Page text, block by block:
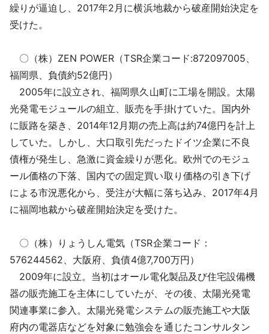
繰りが逼迫し、2017年2月に横浜地裁から破産開始決定を
受けた。
〇（株）ZEN POWER（TSR企業コード:872097005、
福岡県、負債約52億円）
2005年に設立され、福岡県久山町に工場を開設。太陽
光発電モジュールの組立、販売を手掛けていた。国内外
に販路を築き、2014年12月期の売上高は約74億円を計上
していた。しかし、大口取引先だったドイツ企業に不良
債権が発生し、急激に資金繰りが悪化。欧州でのモジュ
ール価格の下落、国内での固定買い取り価格の引き下げ
による市況悪化から、受注が大幅に落ち込み、2017年4月
に福岡地裁から破産開始決定を受けた。
〇（株）りょうしん電気（TSR企業コード：
576244562、大阪府、負債4億7,700万円）
2009年に設立。当初はオール電化製品及び住宅設備機
器の販売施工を主体にしていたが、その後、太陽光発電
関連事業に参入。太陽光発電システムの販売施工や大阪
府内の電器店などを対象に勉強会を通じたコンサルタン